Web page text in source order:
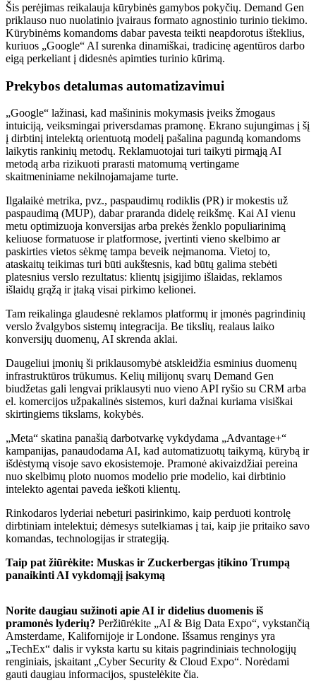
Šis perėjimas reikalauja kūrybinės gamybos pokyčių. Demand Gen
priklauso nuo nuolatinio įvairaus formato agnostinio turinio tiekimo.
Kūrybinėms komandoms dabar pavesta teikti neapdorotus išteklius,
kuriuos „Google“ AI surenka dinamiškai, tradicinę agentūros darbo
eigą perkeliant į didesnės apimties turinio kūrimą.
Prekybos detalumas automatizavimui
„Google“ lažinasi, kad mašininis mokymasis įveiks žmogaus
intuiciją, veiksmingai priversdamas pramonę. Ekrano sujungimas į šį
į dirbtinį intelektą orientuotą modelį pašalina pagundą komandoms
laikytis rankinių metodų. Reklamuotojai turi taikyti pirmąją AI
metodą arba rizikuoti prarasti matomumą vertingame
skaitmeniniame nekilnojamajame turte.
Ilgalaikė metrika, pvz., paspaudimų rodiklis (PR) ir mokestis už
paspaudimą (MUP), dabar praranda didelę reikšmę. Kai AI vienu
metu optimizuoja konversijas arba prekės ženklo populiarinimą
keliuose formatuose ir platformose, įvertinti vieno skelbimo ar
paskirties vietos sėkmę tampa beveik neįmanoma. Vietoj to,
ataskaitų teikimas turi būti aukštesnis, kad būtų galima stebėti
platesnius verslo rezultatus: klientų įsigijimo išlaidas, reklamos
išlaidų grąžą ir įtaką visai pirkimo kelionei.
Tam reikalinga glaudesnė reklamos platformų ir įmonės pagrindinių
verslo žvalgybos sistemų integracija. Be tikslių, realaus laiko
konversijų duomenų, AI skrenda aklai.
Daugeliui įmonių ši priklausomybė atskleidžia esminius duomenų
infrastruktūros trūkumus. Kelių milijonų svarų Demand Gen
biudžetas gali lengvai priklausyti nuo vieno API ryšio su CRM arba
el. komercijos užpakalinės sistemos, kuri dažnai kuriama visiškai
skirtingiems tikslams, kokybės.
„Meta“ skatina panašią darbotvarkę vykdydama „Advantage+“
kampanijas, panaudodama AI, kad automatizuotų taikymą, kūrybą ir
išdėstymą visoje savo ekosistemoje. Pramonė akivaizdžiai pereina
nuo skelbimų ploto nuomos modelio prie modelio, kai dirbtinio
intelekto agentai paveda ieškoti klientų.
Rinkodaros lyderiai nebeturi pasirinkimo, kaip perduoti kontrolę
dirbtiniam intelektui; dėmesys sutelkiamas į tai, kaip jie pritaiko savo
komandas, technologijas ir strategiją.
Taip pat žiūrėkite: Muskas ir Zuckerbergas įtikino Trumpą
panaikinti AI vykdomąjį įsakymą
Norite daugiau sužinoti apie AI ir didelius duomenis iš
pramonės lyderių? Peržiūrėkite „AI & Big Data Expo“, vykstančią
Amsterdame, Kalifornijoje ir Londone. Išsamus renginys yra
„TechEx“ dalis ir vyksta kartu su kitais pagrindiniais technologijų
renginiais, įskaitant „Cyber ​​Security & Cloud Expo“. Norėdami
gauti daugiau informacijos, spustelėkite čia.